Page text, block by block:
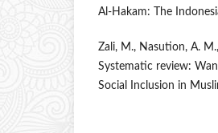
Al-Hakam: The
Zali, M., Nasution, A.
Systematic review:
Social Inclusion in